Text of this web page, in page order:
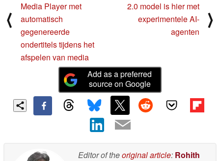
⟨
Media Player met
automatisch
gegenereerde
ondertitels tijdens het
afspelen van media
2.0 model is hier met
experimentele AI-
agenten
⟩
Add as a preferred
source on Google
Editor of theoriginal article: Rohith